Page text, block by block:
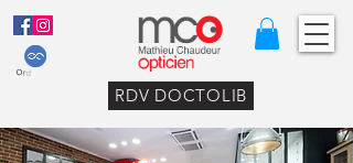
RDV DOCTOLIB